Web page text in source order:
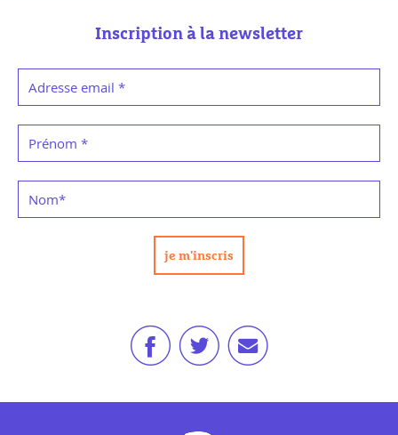
Inscription à la newsletter
Adresse email *
Prénom *
Nom*